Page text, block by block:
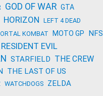
GOD OF WAR GTA
HORIZON LEFT 4 DEAD
KOMBAT MOTO GP NFS
RESIDENT EVIL
STARFIELD THE CREW
THE LAST OF US
WATCHDOGS ZELDA